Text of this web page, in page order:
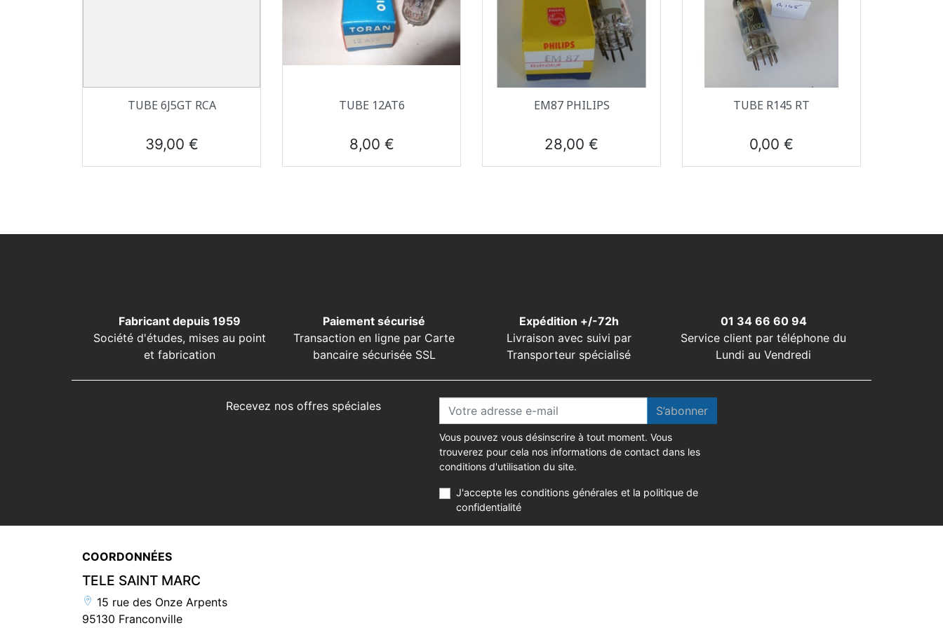
 Aperçu rapide
TUBE 6J5GT RCA
Prix
39,00 €
Aperçu rapide
TUBE 12AT6
Prix
8,00 €
Aperçu rapide
EM87 PHILIPS
Prix
28,00 €
Aperçu rapide
TUBE R145 RT
Prix
0,00 €
Fabricant depuis 1959
Société d'études, mises au point
et fabrication
Paiement sécurisé
Transaction en ligne par Carte
bancaire sécurisée SSL
Expédition +/-72h
Livraison avec suivi par
Transporteur spécialisé
01 34 66 60 94
Service client par téléphone du
Lundi au Vendredi
Recevez nos offres spéciales S’abonner
Vous pouvez vous désinscrire à tout moment. Vous
trouverez pour cela nos informations de contact dans les
conditions d'utilisation du site.
J'accepte les conditions générales et la politique de
confidentialité
COORDONNÉES
TELE SAINT MARC
15 rue des Onze Arpents
95130 Franconville